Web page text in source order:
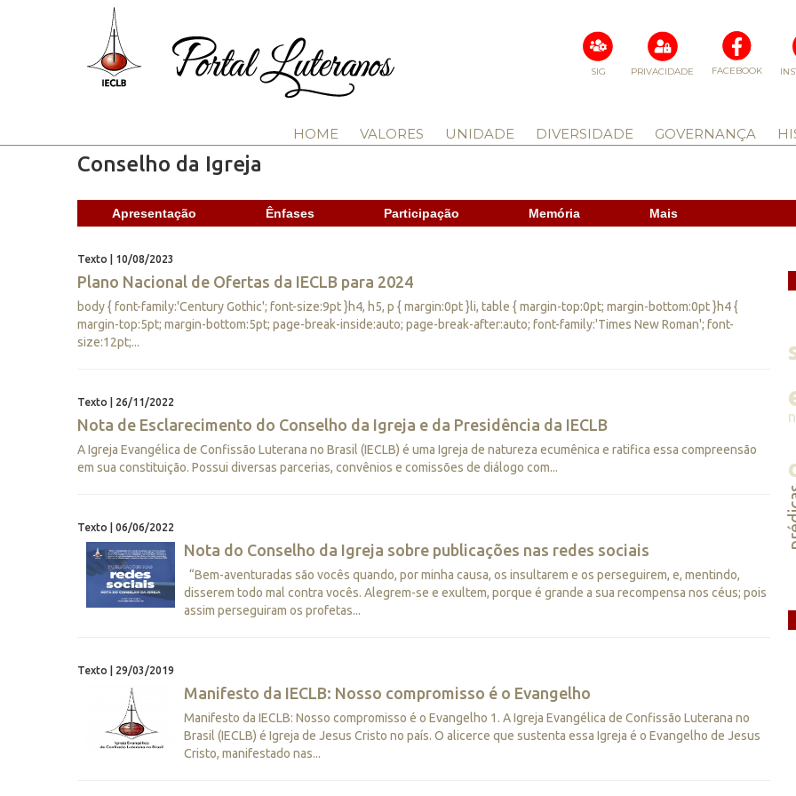
FACEBOOK
PRIVACIDADE
SIG
HOME VALORES UNIDADE DIVERSIDADE GOVERNANÇA
Conselho da Igreja
Apresentação Ênfases Participação Memória Mais
Texto | 10/08/2023
Plano Nacional de Ofertas da IECLB para 2024
body { font-family:'Century Gothic'; font-size:9pt }h4, h5, p { margin:0pt }li, table { margin-top:0pt; margin-bottom:0pt }h4 {
margin-top:5pt; margin-bottom:5pt; page-break-inside:auto; page-break-after:auto; font-family:'Times New Roman'; font-
size:12pt;...
Texto | 26/11/2022
Nota de Esclarecimento do Conselho da Igreja e da Presidência da IECLB
A Igreja Evangélica de Confissão Luterana no Brasil (IECLB) é uma Igreja de natureza ecumênica e ratifica essa compreensão
em sua constituição. Possui diversas parcerias, convênios e comissões de diálogo com...
Texto | 06/06/2022
Nota do Conselho da Igreja sobre publicações nas redes sociais
“Bem-aventuradas são vocês quando, por minha causa, os insultarem e os perseguirem, e, mentindo,
disserem todo mal contra vocês. Alegrem-se e exultem, porque é grande a sua recompensa nos céus; pois
assim perseguiram os profetas...
Texto | 29/03/2019
Manifesto da IECLB: Nosso compromisso é o Evangelho
Manifesto da IECLB: Nosso compromisso é o Evangelho 1. A Igreja Evangélica de Confissão Luterana no
Brasil (IECLB) é Igreja de Jesus Cristo no país. O alicerce que sustenta essa Igreja é o Evangelho de Jesus
Cristo, manifestado nas...